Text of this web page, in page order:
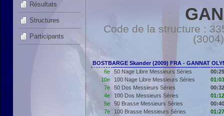
Résultats
Structures
Participants
Code de la structure :
BOSTBARGE Skander (2009) FRA - GANNAT
6e
50 Nage Libre Messieurs Séries
10e
100 Nage Libre Messieurs Séries
7e
50 Dos Messieurs Séries
4e
100 Dos Messieurs Séries
5e
50 Brasse Messieurs Séries
7e
100 Brasse Messieurs Séries